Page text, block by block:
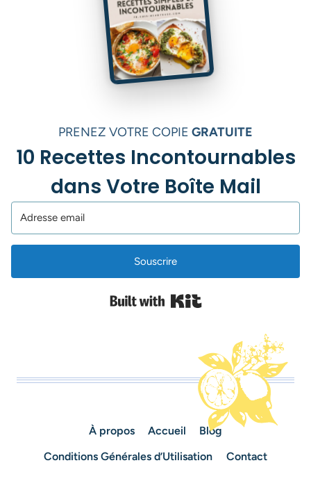
PRENEZ VOTRE COPIE GRATUITE
10 Recettes Incontournables
dans Votre Boîte Mail
Souscrire
Built with Kit
À propos Accueil
Blog
Conditions Générales d’Utilisation
Contact